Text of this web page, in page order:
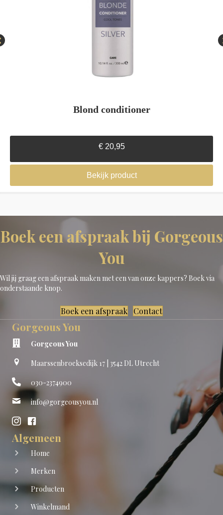
Blond conditioner
€20,95
Bekijk product
Boek een afspraak bij Gorgeous
You
Wil jij graag een afspraak maken met een van onze kappers? Boek via
onderstaande knop.
Boek een afspraak Contact
Gorgeous You
Gorgeous You
Maarssenbroeksedijk 17 | 3542 DL Utrecht
030-2374900
info@gorgeousyou.nl
Algemeen
Home
Merken
Producten
Winkelmand